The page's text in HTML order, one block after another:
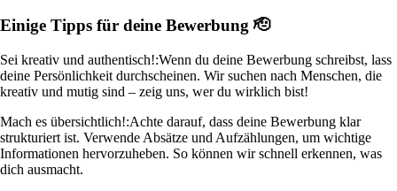
Einige Tipps für deine Bewerbung 🫡
Sei kreativ und authentisch!:Wenn du deine Bewerbung schreibst, lass
deine Persönlichkeit durchscheinen. Wir suchen nach Menschen, die
kreativ und mutig sind – zeig uns, wer du wirklich bist!
Mach es übersichtlich!:Achte darauf, dass deine Bewerbung klar
strukturiert ist. Verwende Absätze und Aufzählungen, um wichtige
Informationen hervorzuheben. So können wir schnell erkennen, was
dich ausmacht.